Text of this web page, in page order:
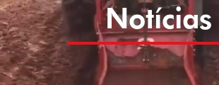
Notícias